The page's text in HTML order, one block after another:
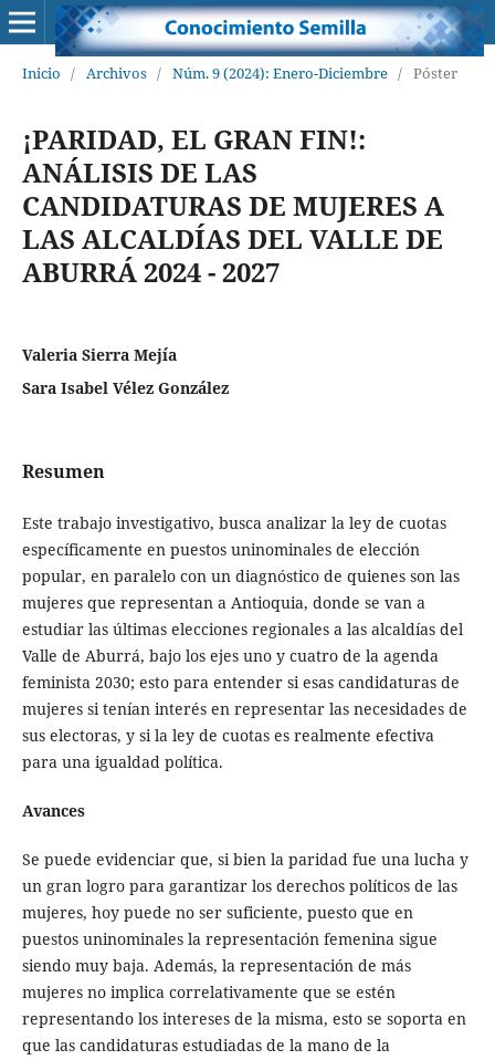
Inicio / Archivos / Núm. 9 (2024): Enero-Diciembre / Póster
¡PARIDAD, EL GRAN FIN!:
ANÁLISIS DE LAS
CANDIDATURAS DE MUJERES A
LAS ALCALDÍAS DEL VALLE DE
ABURRÁ 2024 - 2027
Valeria Sierra Mejía
Sara Isabel Vélez González
Resumen
Este trabajo investigativo, busca analizar la ley de cuotas
específicamente en puestos uninominales de elección
popular, en paralelo con un diagnóstico de quienes son las
mujeres que representan a Antioquia, donde se van a
estudiar las últimas elecciones regionales a las alcaldías del
Valle de Aburrá, bajo los ejes uno y cuatro de la agenda
feminista 2030; esto para entender si esas candidaturas de
mujeres si tenían interés en representar las necesidades de
sus electoras, y si la ley de cuotas es realmente efectiva
para una igualdad política.
Avances
Se puede evidenciar que, si bien la paridad fue una lucha y
un gran logro para garantizar los derechos políticos de las
mujeres, hoy puede no ser suficiente, puesto que en
puestos uninominales la representación femenina sigue
siendo muy baja. Además, la representación de más
mujeres no implica correlativamente que se estén
representando los intereses de la misma, esto se soporta en
que las candidaturas estudiadas de la mano de la